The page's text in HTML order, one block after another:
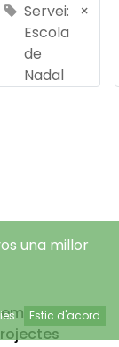
Servei:
Escola
de
Nadal
×
Lliure
una millor
Estic d'acord